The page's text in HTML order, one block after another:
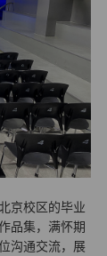
京校区的毕业
品集，满怀期
沟通交流，展